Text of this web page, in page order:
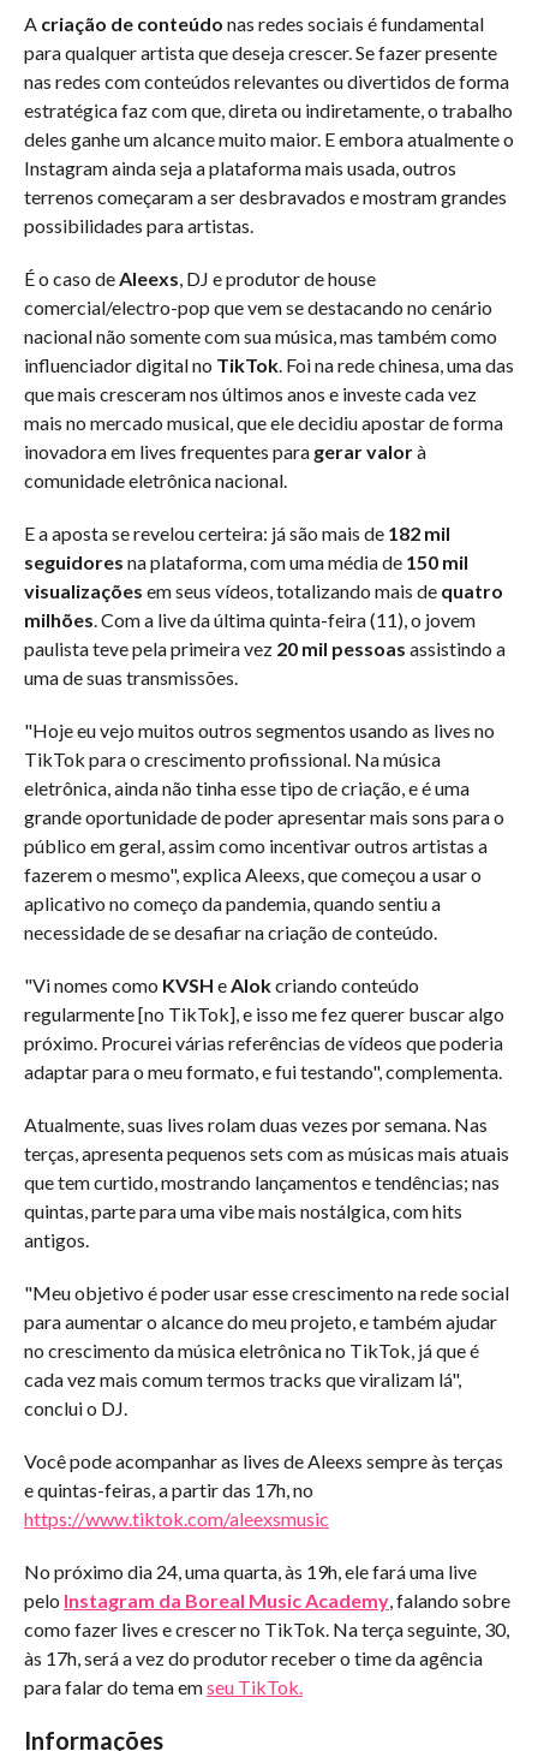
A criação de conteúdo nas redes sociais é fundamental
para qualquer artista que deseja crescer. Se fazer presente
nas redes com conteúdos relevantes ou divertidos de forma
estratégica faz com que, direta ou indiretamente, o trabalho
deles ganhe um alcance muito maior. E embora atualmente o
Instagram ainda seja a plataforma mais usada, outros
terrenos começaram a ser desbravados e mostram grandes
possibilidades para artistas.
É o caso deAleexs, DJ e produtor de house
comercial/electro-pop que vem se destacando no cenário
nacional não somente com sua música, mas também como
influenciador digital no TikTok. Foi na rede chinesa, uma das
que mais cresceram nos últimos anos e investe cada vez
mais no mercado musical, que ele decidiu apostar de forma
inovadora em lives frequentes para gerar valorà
comunidade eletrônica nacional.
E a aposta se revelou certeira: já são mais de 182 mil
seguidores na plataforma, com uma média de 150 mil
visualizações em seus vídeos, totalizando mais de quatro
milhões. Com a live da última quinta-feira (11), o jovem
paulista teve pela primeira vez 20 mil pessoas assistindo a
uma de suas transmissões.
"Hoje eu vejo muitos outros segmentos usando as lives no
TikTok para o crescimento profissional. Na música
eletrônica, ainda não tinha esse tipo de criação, e é uma
grande oportunidade de poder apresentar mais sons para o
público em geral, assim como incentivar outros artistas a
fazerem o mesmo", explica Aleexs, que começou a usar o
aplicativo no começo da pandemia, quando sentiu a
necessidade de se desafiar na criação de conteúdo.
"Vi nomes como KVSH eAlokcriando conteúdo
regularmente [no TikTok], e isso me fez querer buscar algo
próximo. Procurei várias referências de vídeos que poderia
adaptar para o meu formato, e fui testando", complementa.
Atualmente, suas lives rolam duas vezes por semana. Nas
terças, apresenta pequenos sets com as músicas mais atuais
que tem curtido, mostrando lançamentos e tendências; nas
quintas, parte para uma vibe mais nostálgica, com hits
antigos.
"Meu objetivo é poder usar esse crescimento na rede social
para aumentar o alcance do meu projeto, e também ajudar
no crescimento da música eletrônica no TikTok, já que é
cada vez mais comum termos tracks que viralizam lá",
conclui o DJ.
Você pode acompanhar as lives de Aleexs sempre às terças
e quintas-feiras, a partir das 17h, no
https://www.tiktok.com/aleexsmusic
No próximo dia 24, uma quarta, às 19h, ele fará uma live
pelo Instagram da Boreal Music Academy, falando sobre
como fazer lives e crescer no TikTok. Na terça seguinte, 30,
às 17h, será a vez do produtor receber o time da agência
para falar do tema emseu TikTok.
Informações